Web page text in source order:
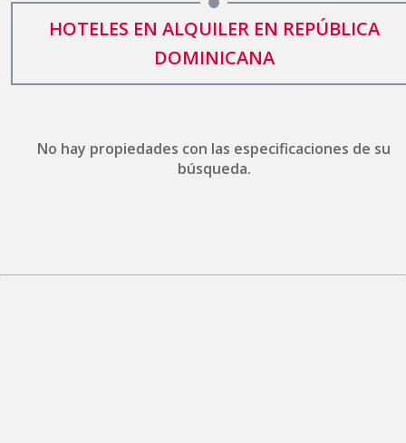
HOTELES EN ALQUILER EN REPÚBLICA
DOMINICANA
No hay propiedades con las especificaciones de su
búsqueda.